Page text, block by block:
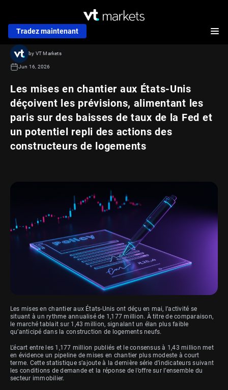
Tradez maintenant
Les mises en chantier aux États-Unis
déçoivent les prévisions, alimentant les
paris sur des baisses de taux de la Fed et
un potentiel repli des actions des
constructeurs de logements
by VT Markets
Jun 16, 2026
Les mises en chantier aux États-Unis ont déçu en mai, l’activité se
situant à un rythme annualisé de 1,177 million. À titre de comparaison,
le marché tablait sur 1,43 million, signalant un élan plus faible
qu’anticipé dans la construction de logements neufs.
L’écart entre les 1,177 million publiés et le consensus à 1,43 million met
en évidence un pipeline de mises en chantier plus modeste à court
terme. Cette statistique s’ajoute à la dernière série d’indicateurs suivant
les conditions de demande et la réponse de l’offre sur l’ensemble du
secteur immobilier.